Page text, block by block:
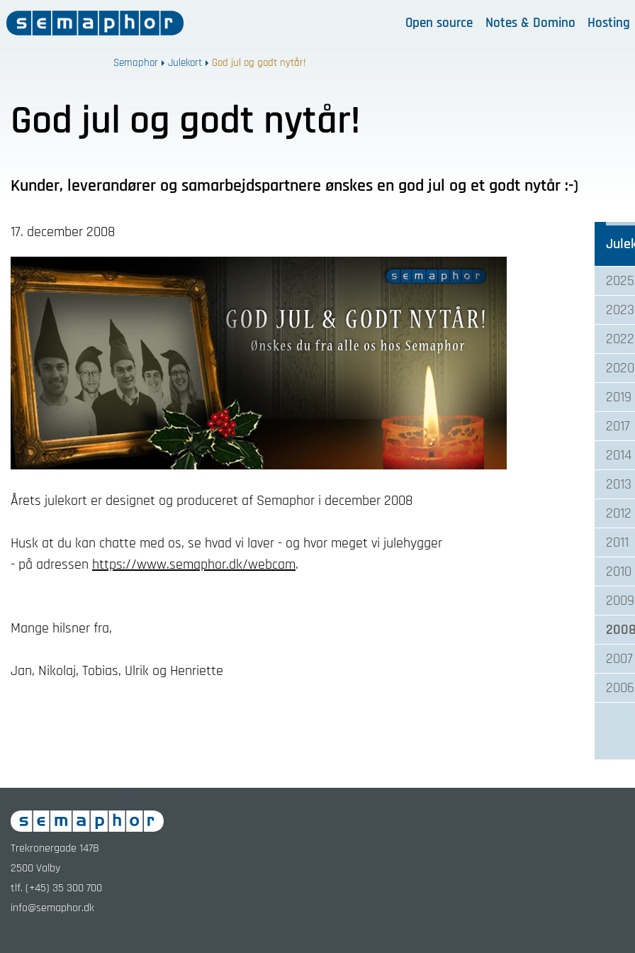
Open source Notes & Domino Hosting
Semaphor Julekort God jul og godt nytår!
God jul og godt nytår!
Kunder, leverandører og samarbejdspartnere ønskes en god jul og et godt nytår :-)
2025
2023
2022
2020
2019
2017
2014
2013
2012
2011
2010
2009
2007
2006
17. december 2008
Årets julekort er designet og produceret af Semaphor i december 2008
Husk at du kan chatte med os, se hvad vi laver - og hvor meget vi julehygger
- på adressen https://www.semaphor.dk/webcam.
Mange hilsner fra,
Jan, Nikolaj, Tobias, Ulrik og Henriette
Trekronergade 147B
2500Valby
tlf. (+45) 35 300 700
info@semaphor.dk